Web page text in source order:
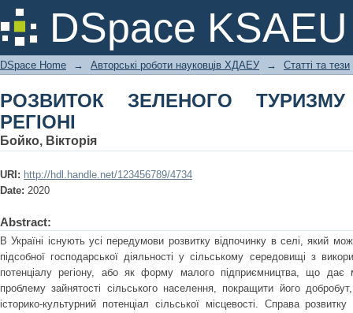
DSpace KSAEU
РОЗВИТОК ЗЕЛЕНОГО ТУРИЗМУ У
DSpace Home → Авторські роботи науковців ХДАЕУ → Статті та тези
РОЗВИТОК ЗЕЛЕНОГО
РЕГІОНІ
Бойко, Вікторія
URI: http://hdl.handle.net/123456789/4734
Date: 2020
Abstract:
В Україні існують усі передумови розвитку відпочинку в селі, який
підсобної господарської діяльності у сільському середовищі з
потенціалу регіону, або як форму малого підприємництва, що дає
проблему зайнятості сільського населення, покращити його
історико-культурний потенціал сільської місцевості. Справа